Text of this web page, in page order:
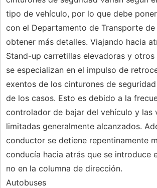
tipo de vehículo, por lo que debe
con el Departamento de Transporte
obtener más detalles. Viajando hacia
Stand-up carretillas elevadoras y otros
se especializan en el impulso de
exentos de los cinturones de
de los casos. Esto es debido a la
controlador de bajar del vehículo y las
limitadas generalmente alcanzados.
conductor se detiene repentinamente
conducía hacia atrás que se introduce
no en la columna de dirección.
Autobuses